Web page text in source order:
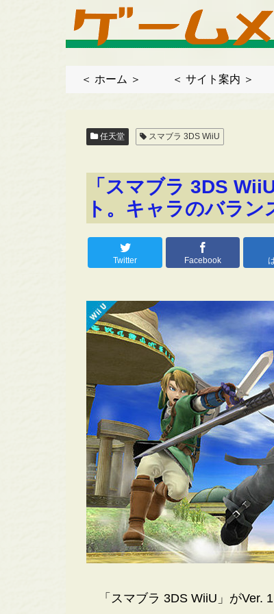
＜ ホーム ＞ ＜ サイト案内 ＞
任天堂 スマブラ 3DS WiiU
「スマブラ 3DS
ト。キャラのバラン
Twitter Facebook
「スマブラ 3DS WiiU」がVer.